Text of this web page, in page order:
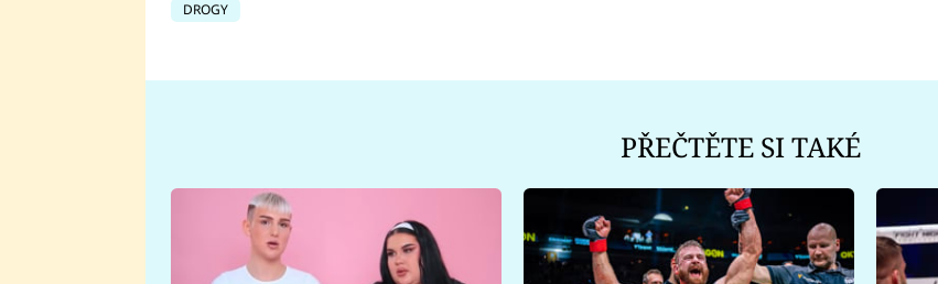
DROGY
PŘEČTĚTE SI TAKÉ